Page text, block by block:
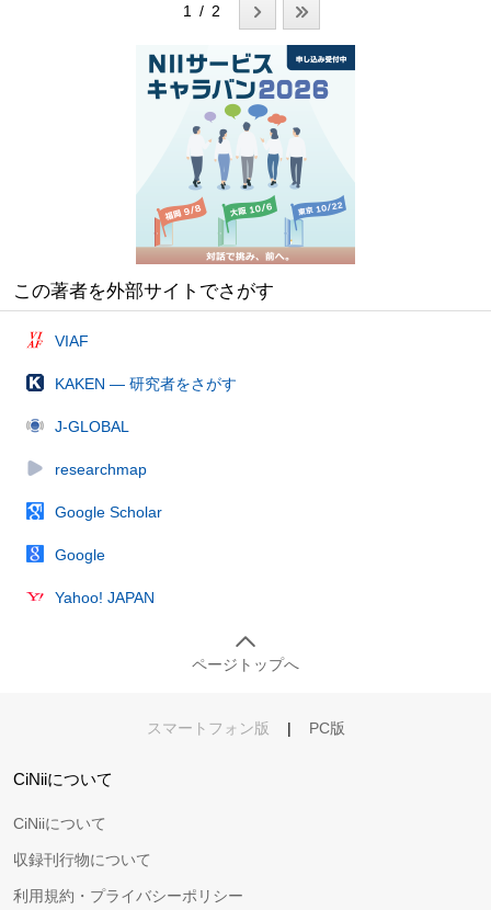
1 / 2
この著者を外部サイトでさがす
VIAF
KAKEN — 研究者をさがす
J-GLOBAL
researchmap
Google Scholar
Google
Yahoo! JAPAN
ページトップへ
スマートフォン版 | PC版
CiNiiについて
CiNiiについて
収録刊行物について
利用規約・プライバシーポリシー